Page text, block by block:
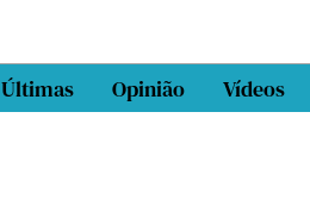
Últimas Opinião Vídeos